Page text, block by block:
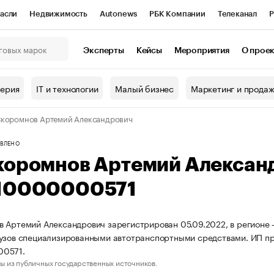
Недвижимость Autonews РБК Компании Телеканал
Проверка контрагентов
Эксперты Кейсы Мероприятия О
IT и технологии Малый бизнес Маркетинг и
Артемий Александрович
Артемий
Александрович зарегистрирован 05.09.2022, в
специализированными автотранспортными средствами.
из публичных государственных источников.